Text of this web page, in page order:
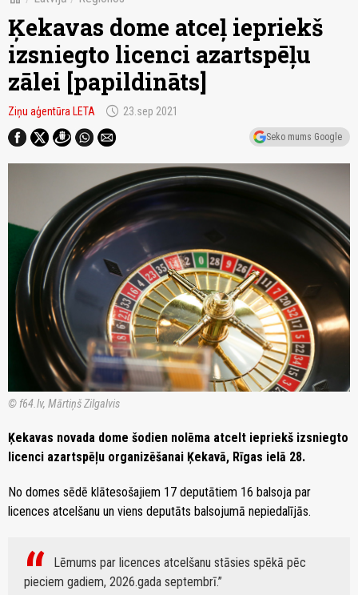
Ķekavas dome atceļ iepriekš
izsniegto licenci azartspēļu
zālei [papildināts]
Ziņu aģentūra LETA schedule 23.sep 2021
Seko mums Google
© f64.lv, Mārtiņš Zilgalvis
Ķekavas novada dome šodien nolēma atcelt iepriekš izsniegto
licenci azartspēļu organizēšanai Ķekavā, Rīgas ielā 28.
No domes sēdē klātesošajiem 17 deputātiem 16 balsoja par
licences atcelšanu un viens deputāts balsojumā nepiedalījās.
Lēmums par licences atcelšanu stāsies spēkā pēc
pieciem gadiem, 2026.gada septembrī.